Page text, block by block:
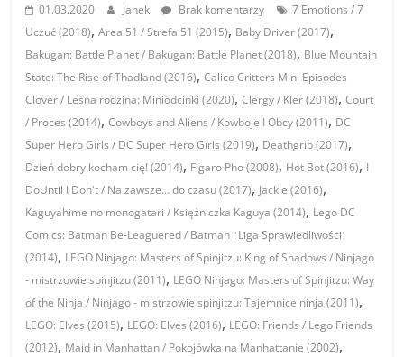
01.03.2020 Janek Brak komentarzy
7 Emotions / 7
Uczuć (2018),Area 51 / Strefa 51 (2015), Baby Driver (2017),
Bakugan: Battle Planet / Bakugan: Battle Planet (2018), Blue Mountain
State: The Rise of Thadland (2016),Calico Critters Mini Episodes
Clover / Leśna rodzina: Miniodcinki (2020),Clergy / Kler (2018),Court
/ Proces (2014),Cowboys and Aliens / Kowboje I Obcy (2011), DC
Super Hero Girls / DC Super Hero Girls (2019), Deathgrip (2017),
Dzień dobry kocham cię! (2014), Figaro Pho (2008), Hot Bot (2016), I
DoUntil I Don't / Na zawsze… do czasu (2017), Jackie (2016),
Kaguyahime no monogatari / Księżniczka Kaguya (2014), Lego DC
Comics: Batman Be-Leaguered / Batman i Liga Sprawiedliwości
(2014), LEGO Ninjago: Masters of Spinjitzu: King of Shadows / Ninjago
- mistrzowie spinjitzu (2011), LEGO Ninjago: Masters of Spinjitzu: Way
of the Ninja / Ninjago - mistrzowie spinjitzu: Tajemnice ninja (2011),
LEGO: Elves (2015), LEGO: Elves (2016), LEGO: Friends / Lego Friends
(2012), Maid in Manhattan / Pokojówka na Manhattanie (2002),